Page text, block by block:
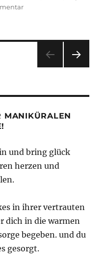
zu
E
MANIKÜRALEN
und bring glück
herzen und
in ihrer vertrauten
dich in die warmen
begeben. und du
gesorgt.